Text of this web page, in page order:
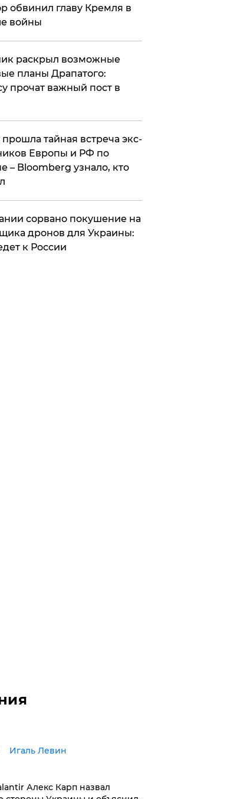
обвинил главу Кремля в
войны
раскрыл возможные
планы Драпатого:
прочат важный пост в
тайная встреча экс-
Европы и РФ по
– Bloomberg узнало, кто
сорвано покушение на
дронов для Украины:
к России
Игаль Левин
Алекс Карп назвал